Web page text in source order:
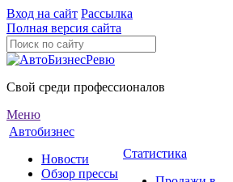
Вход на сайт Рассылка
Полная версия сайта
Свой среди профессионалов
Меню
Автобизнес
Новости
Обзор прессы
Статистика